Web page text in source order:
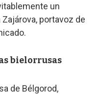
un
portavoz de
bielorrusas
de Bélgorod,